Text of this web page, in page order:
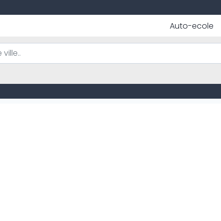
Auto-ecole